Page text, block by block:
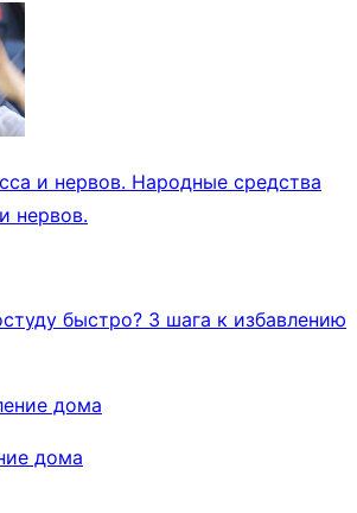
и нервов. Народные средства
нервов.
быстро? 3 шага к избавлению
дома